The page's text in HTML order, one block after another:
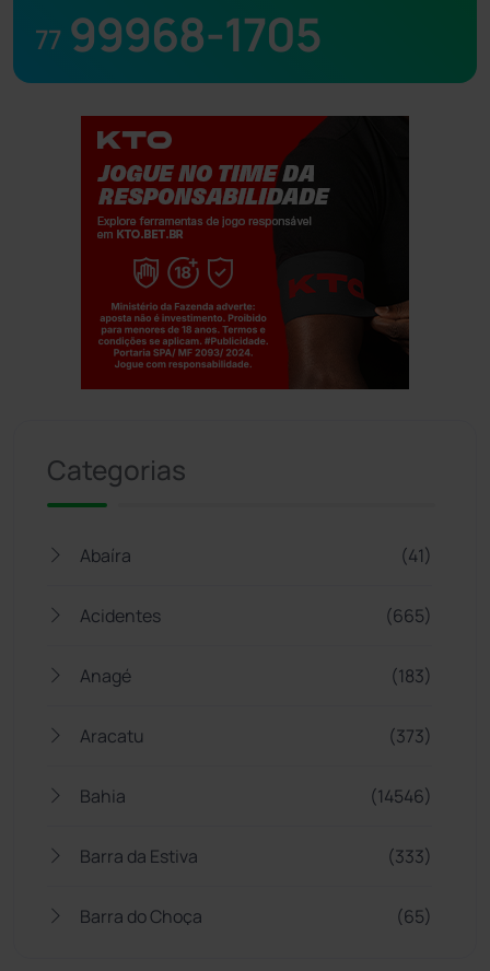
77 99968-1705
Categorias
Abaíra (41)
Acidentes (665)
Anagé (183)
Aracatu (373)
Bahia (14546)
Barra da Estiva (333)
Barra do Choça (65)